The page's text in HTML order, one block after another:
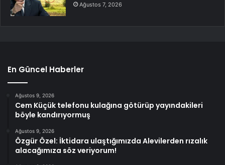
Ağustos 7, 2026
En Güncel Haberler
Ağustos 9, 2026
Cem Küçük telefonu kulağına götürüp yayındakileri
böyle kandırıyormuş
Ağustos 9, 2026
Özgür Özel: İktidara ulaştığımızda Alevilerden rızalık
alacağımıza söz veriyorum!